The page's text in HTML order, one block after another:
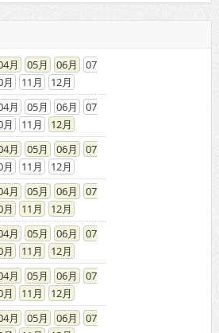
05 06
07
11
12
05 06
07
11
12
05 06
07
11
12
05 06
07
11
12
05 06
07
11
12
05 06
07
11
12
05 06
07